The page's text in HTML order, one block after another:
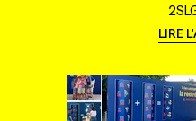
LIRE